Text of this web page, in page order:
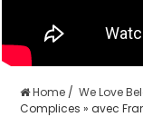
Home / We Love
Complices » avec